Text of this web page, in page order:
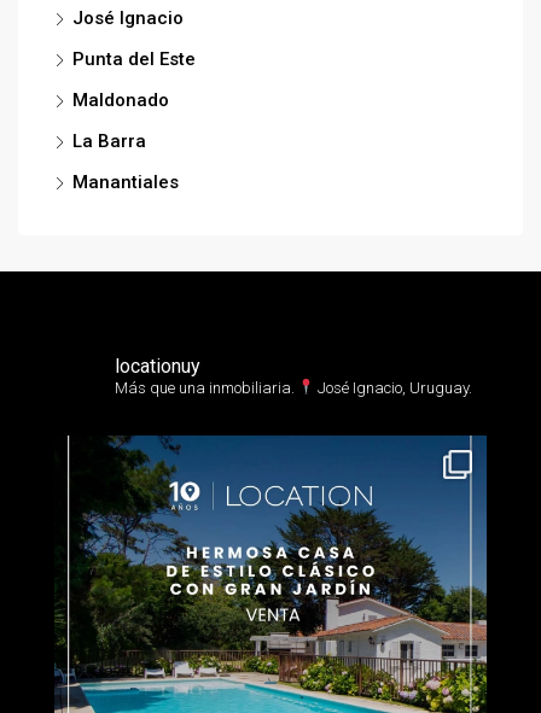
José Ignacio
Punta del Este
Maldonado
La Barra
Manantiales
locationuy
Más que una inmobiliaria.⁣ José Ignacio, Uruguay.